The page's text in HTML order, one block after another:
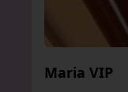
Maria VIP